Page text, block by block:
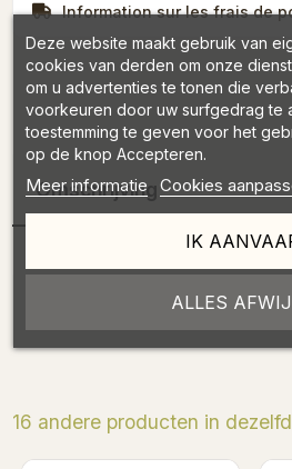
Information sur les frais de
Omschrijving
Productdetails
16 andere producten in
Deze website maakt gebruik van
cookies van derden om onze
om u advertenties te tonen die
voorkeuren door uw surfgedrag te
toestemming te geven voor het
op de knop Accepteren.
Meer informatie Cookies
ALLES
IK